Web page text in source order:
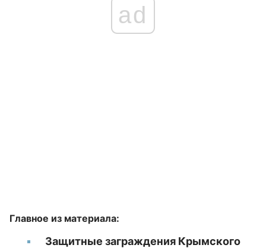
ad
Главное из материала:
Защитные заграждения Крымского